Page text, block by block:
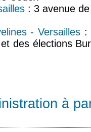
: 3 avenue
- Versailles :
des élections
à